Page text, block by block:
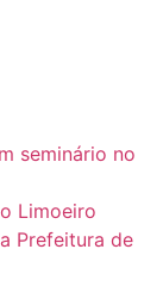
seminário no
Limoeiro
Prefeitura de